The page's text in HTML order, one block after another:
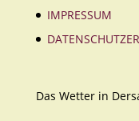
IMPRESSUM
Das Wetter in